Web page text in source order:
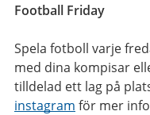
Football Friday
Spela fotboll varje
med dina kompisar
tilldelad ett lag på
instagram för mer